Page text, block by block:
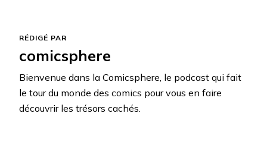
RÉDIGÉ PAR
comicsphere
Bienvenue dans la Comicsphere, le podcast qui fait
le tour du monde des comics pour vous en faire
découvrir les trésors cachés.